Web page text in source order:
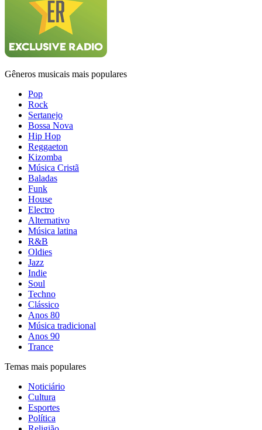
Gêneros musicais mais populares
Pop
Rock
Sertanejo
Bossa Nova
Hip Hop
Reggaeton
Kizomba
Música Cristã
Baladas
Funk
House
Electro
Alternativo
Música latina
R&B
Oldies
Jazz
Indie
Soul
Techno
Clássico
Anos 80
Música tradicional
Anos 90
Trance
Temas mais populares
Noticiário
Cultura
Esportes
Política